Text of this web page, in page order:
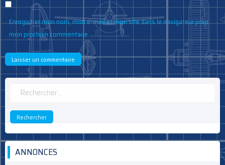
Enregistrer mon nom, mon e-mail et mon site dans le navigateur pour
mon prochain commentaire.
Rechercher :
ANNONCES